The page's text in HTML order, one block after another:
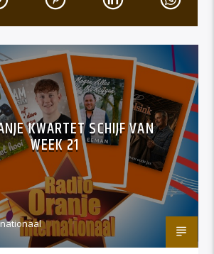
KWARTET SCHIJF VAN
WEEK 21